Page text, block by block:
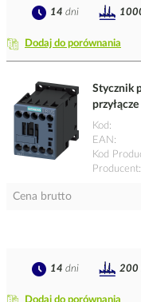
Dodaj do porównania
14 dni
Stycznik
Kod
EAN
Kod
Producent
Cena brutto
14 dni 200